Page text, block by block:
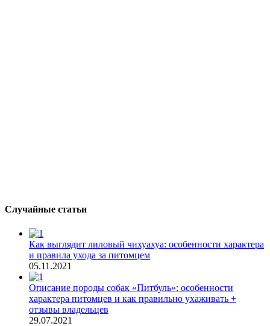
Случайные статьи
Как выглядит лиловый чихуахуа: особенности характера
и правила ухода за питомцем
05.11.2021
Описание породы собак «Питбуль»: особенности
характера питомцев и как правильно ухаживать +
отзывы владельцев
29.07.2021